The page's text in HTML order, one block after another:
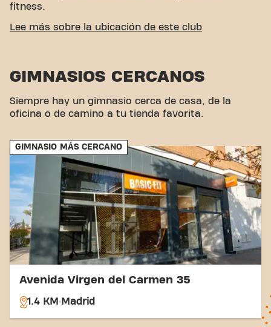
fitness.
ACCESIBILIDAD FÁCIL
y relajarse. Con su fácil acceso, el gimnasio es una
visitantes.
Lee más sobre la ubicación de este club
GIMNASIOS CERCANOS
Siempre hay un gimnasio cerca de casa, de la
oficina o de camino a tu tienda favorita.
GIMNASIO MÁS CERCANO
Avenida Virgen del Carmen 35
1.4 KM Madrid